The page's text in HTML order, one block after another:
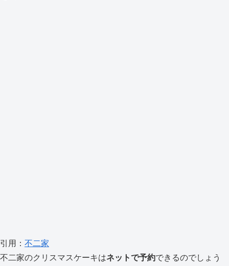
引用： 不二家
不二家のクリスマスケーキはネットで予約できるのでしょう